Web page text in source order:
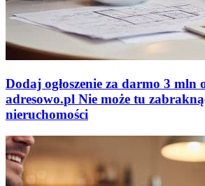
Dodaj ogłoszenie za darmo 3 mln
adresowo.pl Nie może tu
nieruchomości